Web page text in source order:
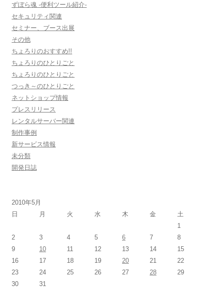
ずぼら魂 -便利ツール紹介-
セキュリティ関連
セミナー、ブース出展
その他
ちょろりのおすすめ!!
ちょろりのひとりごと
ちょろりのひとりごと
つっき～のひとりごと
ネットショップ情報
プレスリリース
レンタルサーバー関連
制作事例
新サービス情報
未分類
開発日誌
2010年5月
日
月 火 水 木 金
土
1
2
3 4 5 6 7
8
9
10 11 12 13 14
15
16
17 18 19 20 21
22
23
24 25 26 27 28
29
30
31